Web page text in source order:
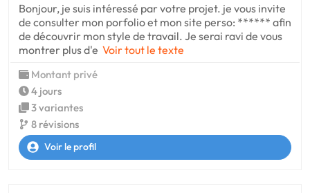
Bonjour, je suis intéressé par votre projet. je vous invite
de consulter mon porfolio et mon site perso: ****** afin
de découvrir mon style de travail. Je serai ravi de vous
montrer plus d'e Voir tout le texte
Montant privé
4 jours
3 variantes
8 révisions
Voir le profil